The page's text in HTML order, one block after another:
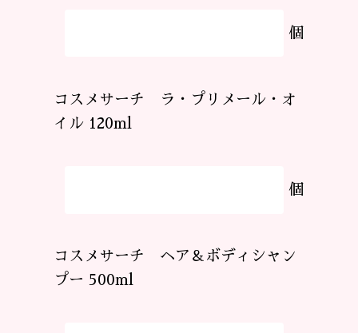
個
コスメサーチ ラ・プリメール・オ
イル 120ml
個
コスメサーチ ヘア＆ボディシャン
プー 500ml